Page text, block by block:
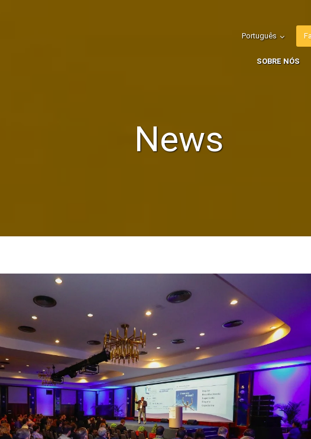
Português
SOBRE NÓS
News